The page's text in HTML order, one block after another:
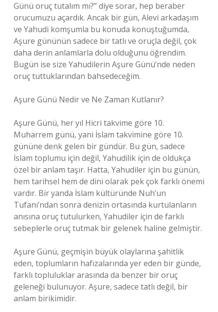
Günü oruç tutalım mı?” diye sorar, hep beraber
orucumuzu açardık. Ancak bir gün, Alevi arkadaşım
ve Yahudi komşumla bu konuda konuştuğumda,
Aşure gününün sadece bir tatlı ve oruçla değil, çok
daha derin anlamlarla dolu olduğunu öğrendim.
Bugün ise size Yahudilerin Aşure Günü’nde neden
oruç tuttuklarından bahsedeceğim.
Aşure Günü Nedir ve Ne Zaman Kutlanır?
Aşure Günü, her yıl Hicri takvime göre 10.
Muharrem günü, yani İslam takvimine göre 10.
gününe denk gelen bir gündür. Bu gün, sadece
İslam toplumu için değil, Yahudilik için de oldukça
özel bir anlam taşır. Hatta, Yahudiler için bu günün,
hem tarihsel hem de dini olarak pek çok farklı önemi
vardır. Bir yanda İslam kültüründe Nuh’un
Tufanı’ndan sonra denizin ortasında kurtulanların
anısına oruç tutulurken, Yahudiler için de farklı
sebeplerle oruç tutmak bir gelenek haline gelmiştir.
Aşure Günü, geçmişin büyük olaylarına şahitlik
eden, toplumların hafızalarında yer eden bir günde,
farklı topluluklar arasında da benzer bir oruç
geleneği bulunuyor. Aşure, sadece tatlı değil, bir
anlam birikimidir.